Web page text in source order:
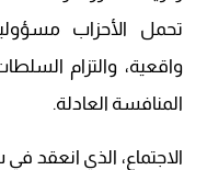
تحمل الأحزاب
واقعية، والتزام
المنافسة العادلة.
الاجتماع، الذي انعقد